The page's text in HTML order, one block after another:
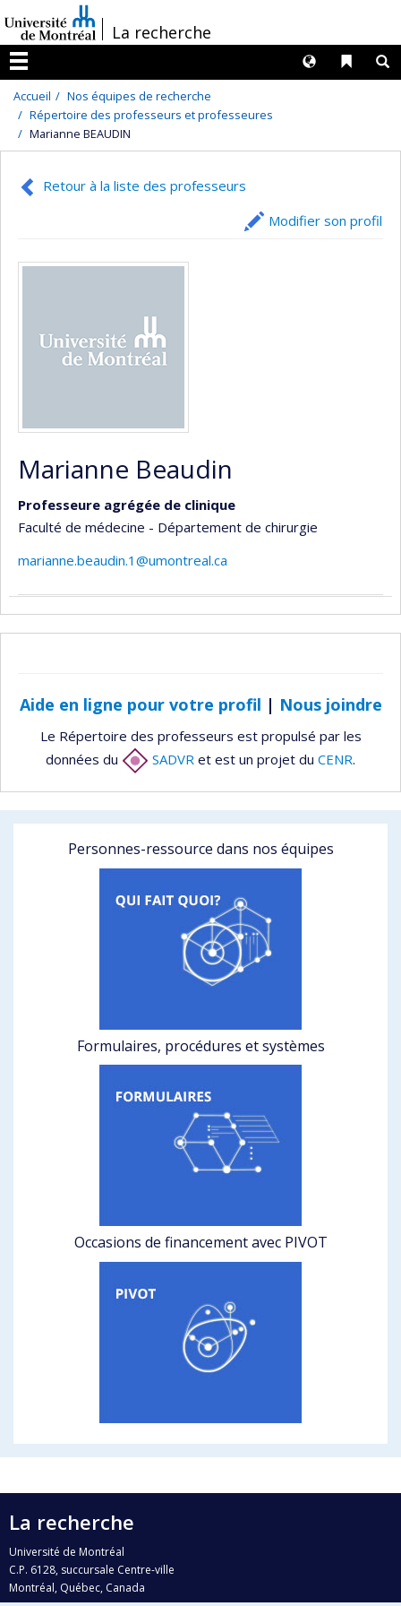
au
contenu
/La recherche
Menu
Liens
Langues
Accueil
Nos équipes de recherche
Répertoire des professeurs et professeures
Marianne BEAUDIN
Retour à la liste des professeurs
Modifier son profil
Marianne Beaudin
Professeure agrégée de clinique
Faculté de médecine - Département de chirurgie
marianne.beaudin.1@umontreal.ca
Aide en ligne pour votre profil | Nous joindre
Le Répertoire des professeurs est propulsé par les
données du
SADVR et est un projet du CENR.
Personnes-ressource dans nos équipes
Formulaires, procédures et systèmes
Occasions de financement avec PIVOT
La recherche
Université de Montréal
C.P. 6128, succursale Centre-ville
Montréal, Québec, Canada